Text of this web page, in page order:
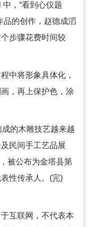
，“看到心仪题
品的创作，赵德成滔
步骤花费时间较
将形象具体化，
，再上保护色，涂
的木雕技艺越来越
民间手工艺品展
被公布为金塔县第
性传承人。(完)
互联网，不代表本